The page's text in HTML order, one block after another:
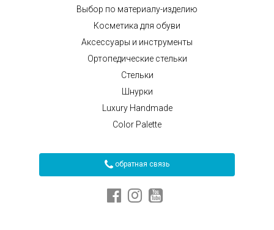
Выбор по материалу-изделию
Косметика для обуви
Аксессуары и инструменты
Ортопедические стельки
Стельки
Шнурки
Luxury Handmade
Color Palette
обратная связь